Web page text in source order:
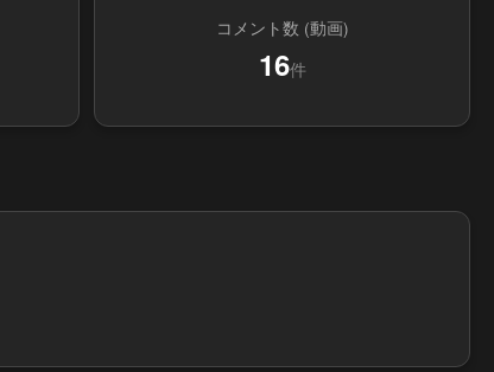
コメント数 (動画)
16件